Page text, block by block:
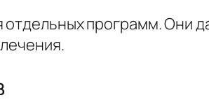
программ. Они